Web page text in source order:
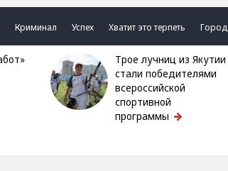
Криминал Успех Хватит это терпеть Город
Трое лучниц из Якутии
стали победителями
всероссийской
спортивной
программы